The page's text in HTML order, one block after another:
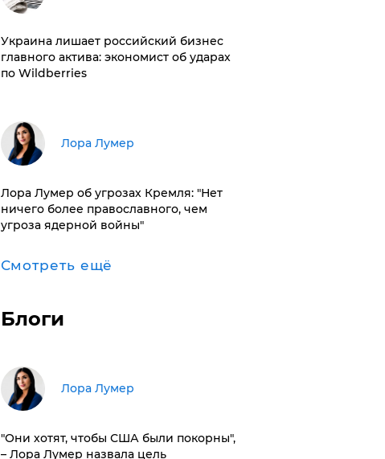
​Украина лишает российский бизнес
главного актива: экономист об ударах
по Wildberries
​Лора Лумер
Лора Лумер об угрозах Кремля: "Нет
ничего более православного, чем
угроза ядерной войны"
Смотреть ещё
Блоги
​Лора Лумер
"Они хотят, чтобы США были покорны",
– Лора Лумер назвала цель